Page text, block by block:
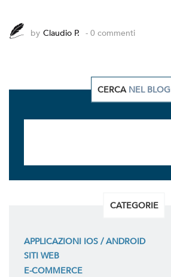
by Claudio P. - 0 commenti
CERCA NEL BLOG
CATEGORIE
APPLICAZIONI IOS / ANDROID
SITI WEB
E-COMMERCE